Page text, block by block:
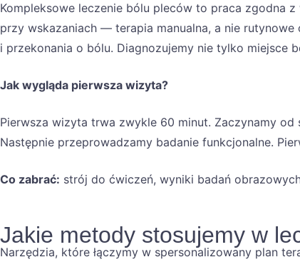
Kompleksowe leczenie bólu pleców to praca zgodna
przy wskazaniach — terapia manualna, a nie rutynowe
i przekonania o bólu. Diagnozujemy nie tylko miejsce
Jak wygląda pierwsza wizyta?
Pierwsza wizyta trwa zwykle 60 minut. Zaczynamy
Następnie przeprowadzamy badanie funkcjonalne.
Co zabrać: strój do ćwiczeń, wyniki badań
Jakie metody stosujemy w
Narzędzia, które łączymy w spersonalizowany plan